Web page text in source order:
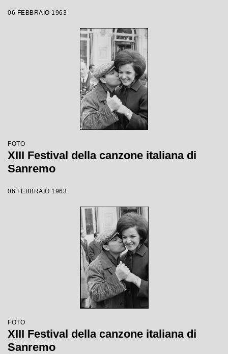
06 FEBBRAIO 1963
FOTO
XIII Festival della canzone italiana di
Sanremo
06 FEBBRAIO 1963
FOTO
XIII Festival della canzone italiana di
Sanremo